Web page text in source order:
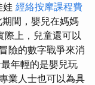
娃 經絡按摩課程費
間，嬰兒在媽媽
際上，兒童還可以
險的數字戰爭來消
年輕的是嬰兒玩
業人士也可以為具